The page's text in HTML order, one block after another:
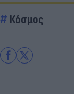
Κόσμος